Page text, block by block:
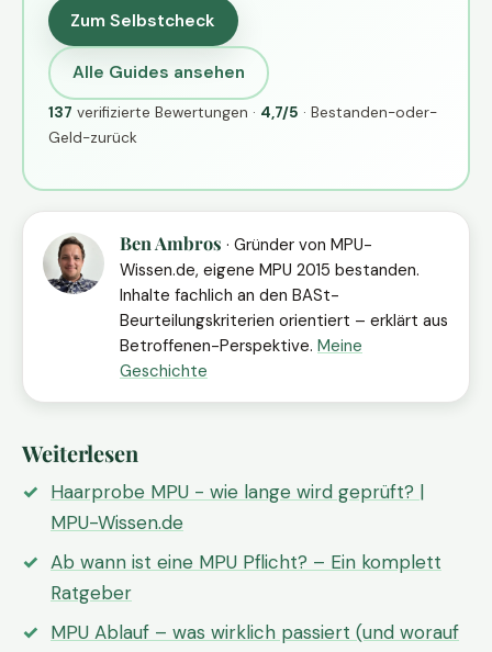
Zum Selbstcheck
Alle Guides ansehen
137 verifizierte Bewertungen · 4,7/5 · Bestanden-oder-
Geld-zurück
Ben Ambros · Gründer von MPU-
Wissen.de, eigene MPU 2015 bestanden.
Inhalte fachlich an den BASt-
Beurteilungskriterien orientiert – erklärt aus
Betroffenen-Perspektive. Meine
Geschichte
Weiterlesen
Haarprobe MPU - wie lange wird geprüft? |
MPU-Wissen.de
Ab wann ist eine MPU Pflicht? – Ein komplett
Ratgeber
MPU Ablauf – was wirklich passiert (und worauf